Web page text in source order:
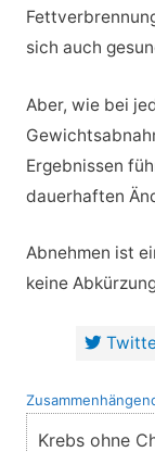
sich auch
Aber, wie bei
Ergebnissen
dauerhaften
Abnehmen ist
keine
Krebs ohne